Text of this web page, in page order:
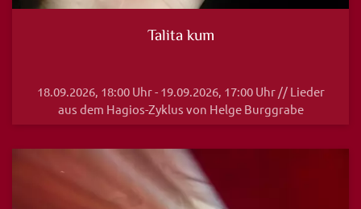
Talita kum
18.09.2026, 18:00 Uhr - 19.09.2026, 17:00 Uhr // Lieder
aus dem Hagios-Zyklus von Helge Burggrabe